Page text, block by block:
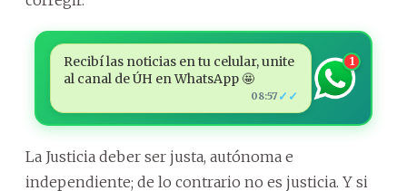
Recibí las noticias en tu celular, unite
al canal de ÚH en WhatsApp 🤩
08:57 ✓✓
1
La Justicia deber ser justa, autónoma e
independiente; de lo contrario no es justicia. Y si